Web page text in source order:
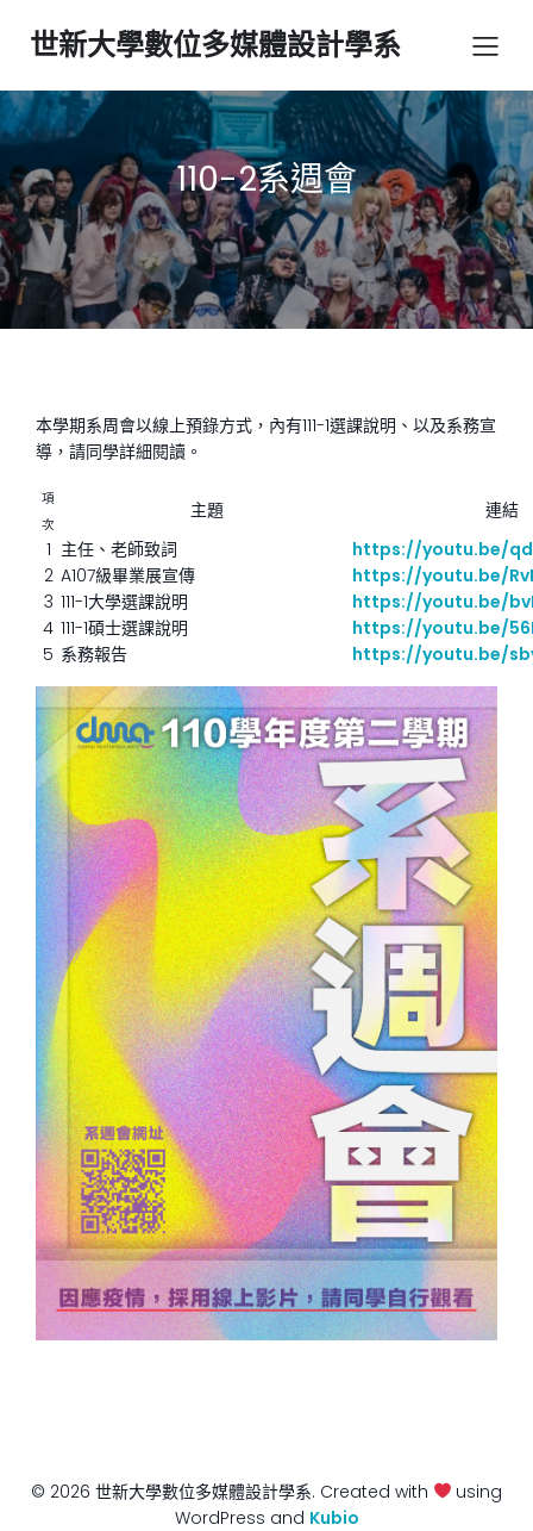
世新大學數位多媒體設計學系
110-2系週會
本學期系周會以線上預錄方式，內有111-1選課說明、以及系務宣
導，請同學詳細閱讀。
項
次
主題
連結
1 主任、老師致詞
https://youtu.be/
2 A107級畢業展宣傳
https://youtu.be/
3 111-1大學選課說明
https://youtu.be/
4 111-1碩士選課說明
https://youtu.be/
5 系務報告 https://youtu.be/
© 2026 世新大學數位多媒體設計學系. Created with
using
WordPress and Kubio